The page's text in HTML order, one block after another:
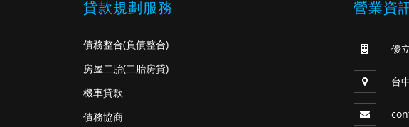
貸款規劃服務
債務整合(負債整合)
房屋二胎(二胎房貸)
機車貸款
債務協商
營業資
優
台